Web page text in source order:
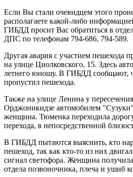
Если Вы стали очевидцем этого
располагаете какой-либо
ГИБДД просит Вас обратиться в
ДПС по телефонам 794-686, 794-589.
Другая авария с участием пешехода
на улице Циолковского, 15. Здесь
летнего юношу. В ГИБДД сообщают,
пропустил пешехода.
Также на улице Ленина у
Орджоникидзе автомобилем
женщина. Тюменка переходила
перехода, в непосредственной
В ГИБДД пытаются выяснить, кто
пешеход, так как кто-то из них
сигнал светофора. Женщина
отдела позвоночника, плеча и ушиб